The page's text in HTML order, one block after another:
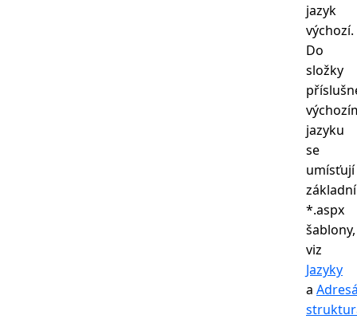
jazyk
výchozí.
Do
složky
jazyku
se
umísťují
základní
*.aspx
šablony,
viz
Jazyky
a